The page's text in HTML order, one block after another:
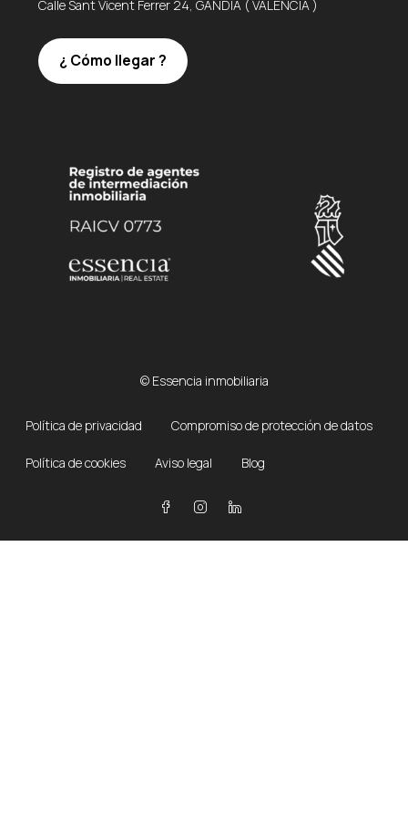
Calle Sant Vicent Ferrer 24, GANDÍA ( VALENCIA )
¿ Cómo llegar ?
© Essencia inmobiliaria
Política de privacidad Compromiso de protección de datos
Política de cookies Aviso legal Blog